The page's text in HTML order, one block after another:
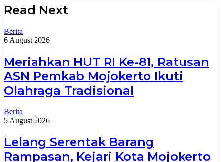
Read Next
Berita
6 August 2026
Meriahkan HUT RI Ke-81, Ratusan
ASN Pemkab Mojokerto Ikuti
Olahraga Tradisional
Berita
5 August 2026
Lelang Serentak Barang
Rampasan, Kejari Kota Mojokerto